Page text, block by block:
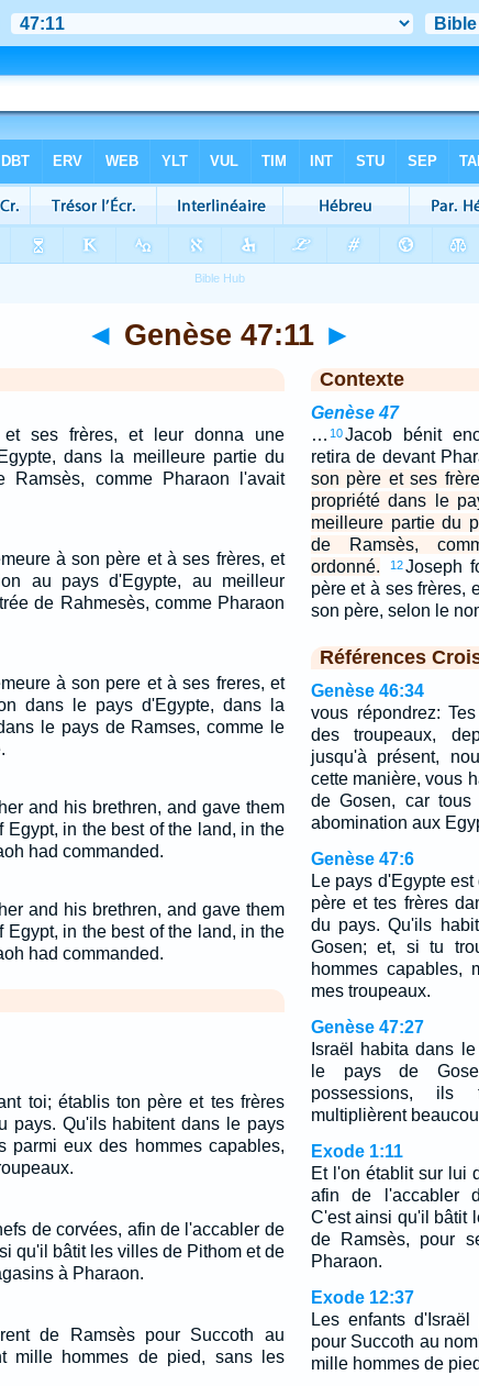
◄ Genèse 47:11 ►
ses frères, et leur donna une
dans la meilleure partie du
Ramsès, comme Pharaon l'avait
à son père et à ses frères, et
au pays d'Egypte, au meilleur
de Rahmesès, comme Pharaon
à son pere et à ses freres, et
dans le pays d'Egypte, dans la
le pays de Ramses, comme le
and his brethren, and gave them
in the best of the land, in the
had commanded.
and his brethren, and gave them
in the best of the land, in the
had commanded.
toi; établis ton père et tes frères
pays. Qu'ils habitent dans le pays
parmi eux des hommes capables,
de corvées, afin de l'accabler de
qu'il bâtit les villes de Pithom et de
à Pharaon.
de Ramsès pour Succoth au
mille hommes de pied, sans les
Contexte
Genèse 47
… 10Jacob bénit
retira de devant
son père et ses
propriété dans le
meilleure partie du
de Ramsès,
ordonné.
12 Joseph
père et à ses frères,
son père, selon le
Références
Genèse 46:34
vous répondrez:
des troupeaux,
jusqu'à présent,
cette manière, vous
de Gosen, car
abomination aux
Genèse 47:6
Le pays d'Egypte
père et tes frères
du pays. Qu'ils
Gosen; et, si tu
hommes capables,
mes troupeaux.
Genèse 47:27
Israël habita dans
le pays de
possessions, ils
multiplièrent
Exode 1:11
Et l'on établit sur lui
afin de l'accabler
C'est ainsi qu'il bâtit
de Ramsès, pour
Pharaon.
Exode 12:37
Les enfants
pour Succoth au
mille hommes de